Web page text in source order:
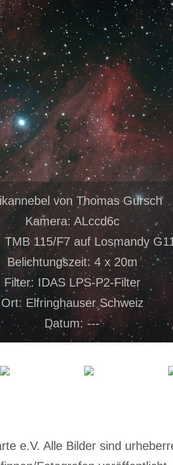
von Thomas Gursch
Kamera: ALccd6c
TMB 115/F7 auf Losmandy
Belichtungszeit: 4 x 20m
Filter: IDAS LPS-P2-Filter
Ort: Elfringhauser Schweiz
Datum: ---
e.V. Alle Bilder sind